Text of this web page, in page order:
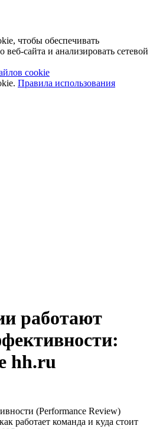
чтобы обеспечивать
сайта и анализировать сетевой
cookie
Правила использования
работают
hh.ru
(Performance Review)
работает команда и куда стоит